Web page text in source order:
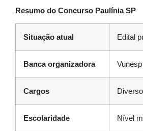
Resumo do Concurso Paulínia SP
Situação atual Edital
Banca organizadora Vunesp
Cargos
Escolaridade Nível